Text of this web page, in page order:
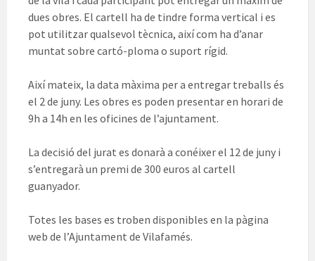
dues obres. El cartell ha de tindre forma vertical i es
pot utilitzar qualsevol tècnica, així com ha d’anar
muntat sobre cartó-ploma o suport rígid.
Així mateix, la data màxima per a entregar treballs és
el 2 de juny. Les obres es poden presentar en horari de
9h a 14h en les oficines de l’ajuntament.
La decisió del jurat es donarà a conéixer el 12 de juny i
s’entregarà un premi de 300 euros al cartell
guanyador.
Totes les bases es troben disponibles en la pàgina
web de l’Ajuntament de Vilafamés.